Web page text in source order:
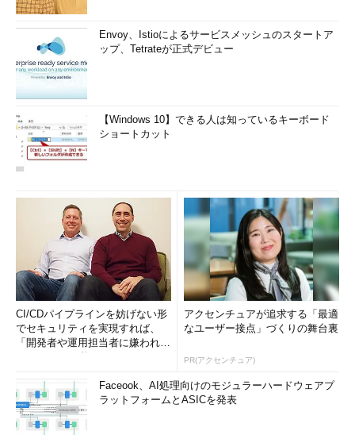
Envoy、Istioによるサービスメッシュのスタートア
ップ、Tetrateが正式デビュー
【Windows 10】できる人は知っているキーボード
ショートカット
CI/CDパイプラインを妨げない形
でセキュリティを実現すれば、
「開発者や運用担当者に嫌われな
アクセンチュアが追求する「最適
なユーザー接点」づくりの舞台裏
PR(アクセンチュア)
Faceook、AI処理向けのモジュラーハードウェアプ
ラットフォームとASICを発表